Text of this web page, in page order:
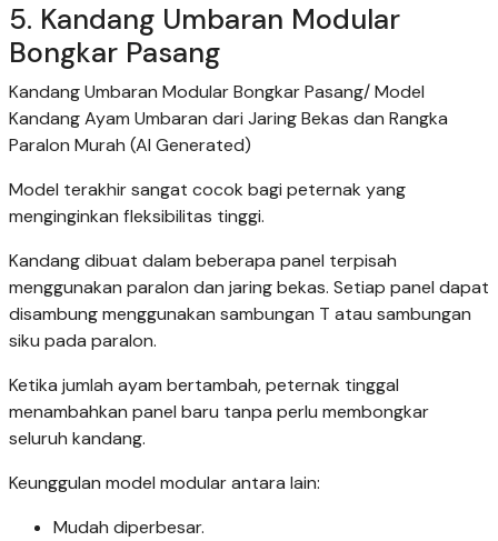
5. Kandang Umbaran Modular
Bongkar Pasang
Kandang Umbaran Modular Bongkar Pasang/ Model
Kandang Ayam Umbaran dari Jaring Bekas dan Rangka
Paralon Murah (AI Generated)
Model terakhir sangat cocok bagi peternak yang
menginginkan fleksibilitas tinggi.
Kandang dibuat dalam beberapa panel terpisah
menggunakan paralon dan jaring bekas. Setiap panel dapat
disambung menggunakan sambungan T atau sambungan
siku pada paralon.
Ketika jumlah ayam bertambah, peternak tinggal
menambahkan panel baru tanpa perlu membongkar
seluruh kandang.
Keunggulan model modular antara lain:
Mudah diperbesar.